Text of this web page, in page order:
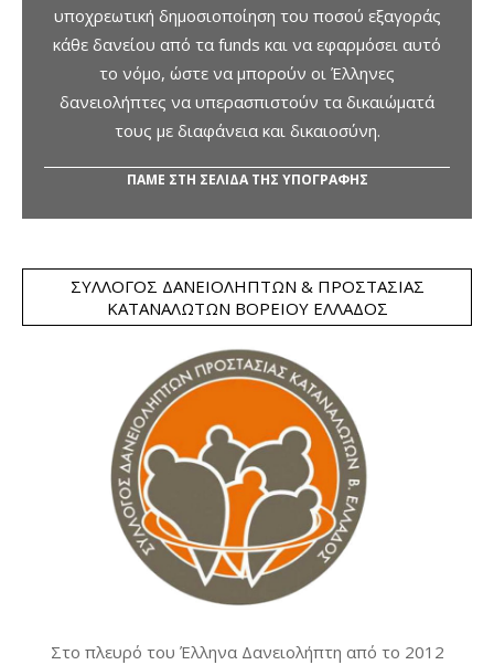
υποχρεωτική δημοσιοποίηση του ποσού εξαγοράς
κάθε δανείου από τα funds και να εφαρμόσει αυτό
το νόμο, ώστε να μπορούν οι Έλληνες
δανειολήπτες να υπερασπιστούν τα δικαιώματά
τους με διαφάνεια και δικαιοσύνη.
ΠΑΜΕ ΣΤΗ ΣΕΛΙΔΑ ΤΗΣ ΥΠΟΓΡΑΦΗΣ
ΣΎΛΛΟΓΟΣ ΔΑΝΕΙΟΛΗΠΤΏΝ & ΠΡΟΣΤΑΣΊΑΣ
ΚΑΤΑΝΑΛΩΤΏΝ ΒΟΡΕΊΟΥ ΕΛΛΆΔΟΣ
Στο πλευρό του Έλληνα Δανειολήπτη από το 2012